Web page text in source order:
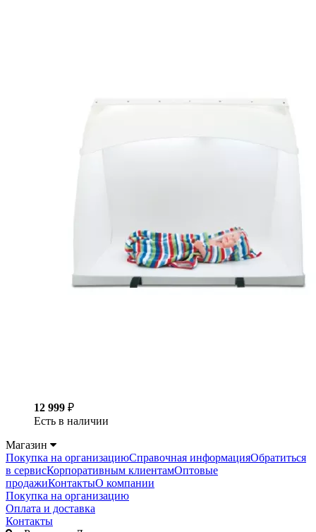
12 999 ₽
Есть в наличии
Магазин
Покупка на организациюСправочная информацияОбратиться
в сервисКорпоративным клиентамОптовые
продажиКонтактыО компании
Покупка на организацию
Оплата и доставка
Контакты